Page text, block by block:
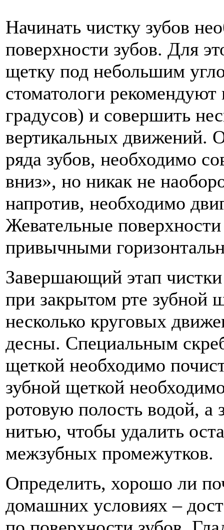
Начинать чистку зубов
поверхности зубов. Для
щетку под небольшим
стоматологи
градусов) и совершить
вертикальных движений.
ряда зубов, необходимо
вниз», но никак не
напротив, необходимо
Жевательные
привычными
Завершающий этап
при закрытом рте зубной
несколько круговых
десны. Специальным
щеткой необходимо
зубной щеткой
ротовую полость водой, а
нитью, чтобы удалить
межзубных промежутков.
Определить, хорошо ли
домашних условиях –